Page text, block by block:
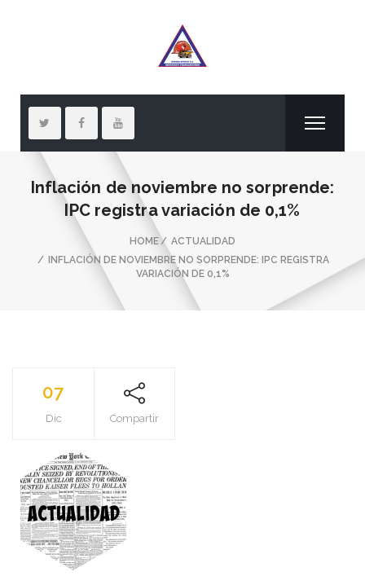
Inflación de noviembre no sorprende:
IPC registra variación de 0,1%
HOME
ACTUALIDAD
INFLACIÓN DE NOVIEMBRE NO SORPRENDE: IPC REGISTRA
VARIACIÓN DE 0,1%
07
Dic Compartir